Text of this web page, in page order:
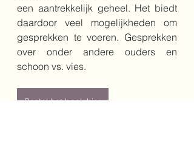
een aantrekkelijk geheel. Het biedt
daardoor veel mogelijkheden om
gesprekken te voeren. Gesprekken
over onder andere ouders en
schoon vs. vies.
Bestel het boek hier